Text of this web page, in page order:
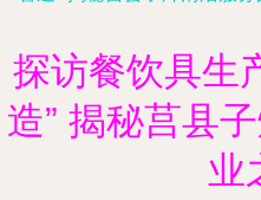
探访餐饮具生
造” 揭秘莒县
业